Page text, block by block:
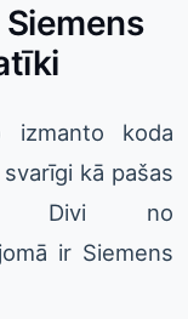
koda
kā pašas
Divi no
ir Siemens